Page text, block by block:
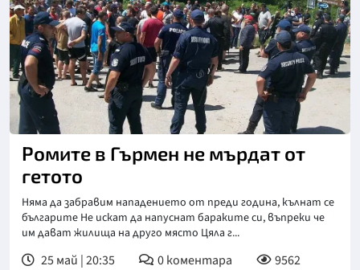
Ромите в Гърмен не мърдат от
гетото
Няма да забравим нападението от преди година, кълнат се
българите Не искат да напуснат бараките си, въпреки че
им дават жилища на друго място Цяла г...
25 май | 20:35 0коментара 9562